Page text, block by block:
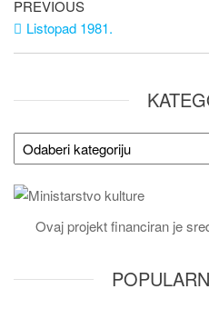
VideoTeka
PREVIOUS
Listopad 1981.
Ovaj projekt financiran je